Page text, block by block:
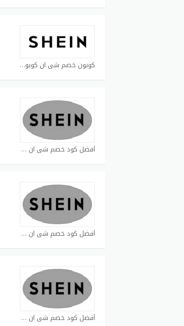
كوبون خصم شي ان كوبون
أفضل كود خصم شي ان كوبون
أفضل كود خصم شي ان كوبون
أفضل كود خصم شي ان كوبون